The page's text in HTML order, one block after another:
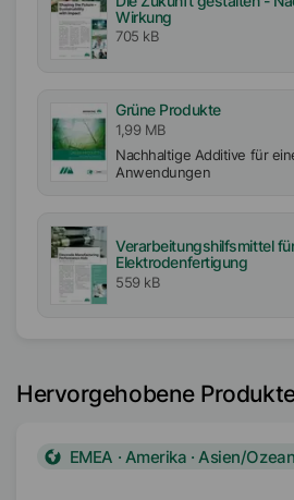
Wirkung
705 kB
Grüne Produkte
1,99 MB
Nachhaltige Additive für
Anwendungen
Verarbeitungshilfsmittel
Elektrodenfertigung
559 kB
Hervorgehobene
EMEA · Amerika · Asien/